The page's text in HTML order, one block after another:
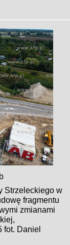
Strzeleckiego w
fragmentu
zmianami
fot. Daniel